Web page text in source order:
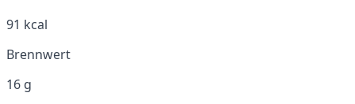
91 kcal
Brennwert
16 g